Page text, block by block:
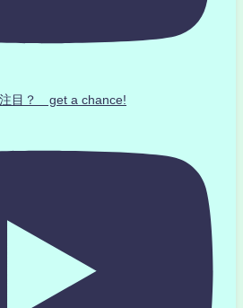
目？ get a chance!